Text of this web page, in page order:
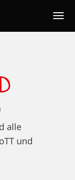
alle
und